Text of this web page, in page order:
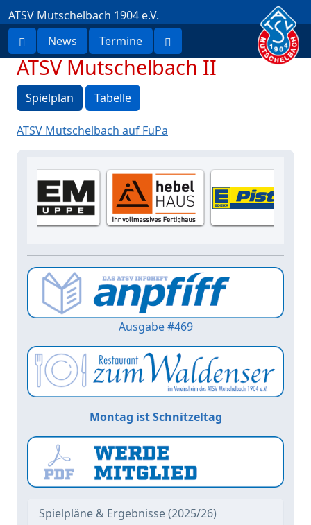
ATSV Mutschelbach 1904 e.V.
News
Termine
ATSV Mutschelbach II
Spielplan Tabelle
ATSV Mutschelbach auf FuPa
Ausgabe #469
Montag ist Schnitzeltag
Spielpläne & Ergebnisse (2025/26)